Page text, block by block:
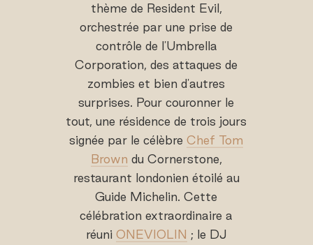
thème de Resident Evil,
orchestrée par une prise de
contrôle de l'Umbrella
Corporation, des attaques de
zombies et bien d'autres
surprises. Pour couronner le
tout, une résidence de trois jours
signée par le célèbreChef Tom
Brown du Cornerstone,
restaurant londonien étoilé au
Guide Michelin. Cette
célébration extraordinaire a
réuni ONEVIOLIN ; le DJ